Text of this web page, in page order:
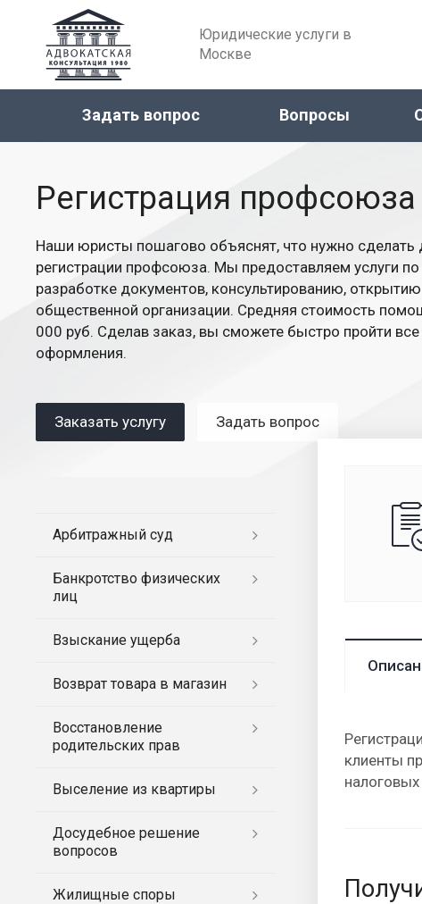
Юридические услуги в
Москве
Задать вопрос Вопросы
Регистрация профсоюза
Наши юристы пошагово объяснят, что нужно сделать
регистрации профсоюза. Мы предоставляем услуги по
разработке документов, консультированию, открытию
общественной организации. Средняя стоимость
000 руб. Сделав заказ, вы сможете быстро пройти
оформления.
Заказать услугу Задать вопрос
клиенты
Арбитражный суд
Банкротство физических
лиц
Взыскание ущерба
Возврат товара в магазин
Восстановление
родительских прав
Выселение из квартиры
Досудебное решение
вопросов
Жилищные споры